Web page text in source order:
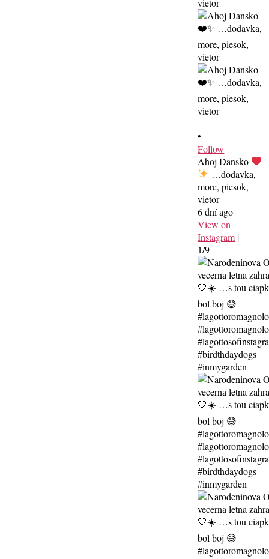
•
Follow
Ahoj Dansko
…dodavka,
more, piesok,
vietor
6 dní ago
View on
Instagram |
1/9